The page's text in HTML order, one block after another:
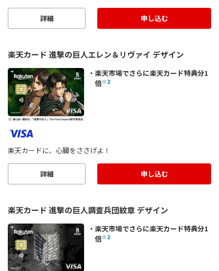
詳細 申し込む
楽天カード 進撃の巨人エレン＆リヴァイ デザイン
楽天市場でさらに楽天カード特典分1
倍※2
楽天カードに、心臓をささげよ！
詳細 申し込む
楽天カード 進撃の巨人調査兵団紋章 デザイン
楽天市場でさらに楽天カード特典分1
倍※2